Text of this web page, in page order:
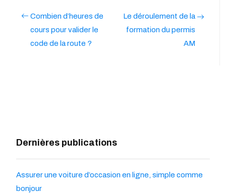
Combien d’heures de
cours pour valider le
code de la route ?
Le déroulement de la
formation du permis
AM
Dernières publications
Assurer une voiture d’occasion en ligne, simple comme
bonjour